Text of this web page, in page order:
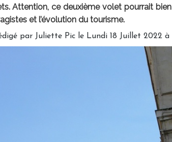
Attention, ce deuxième volet pourrait
et l’évolution du tourisme.
par Juliette Pic le Lundi 18 Juillet 2022 à